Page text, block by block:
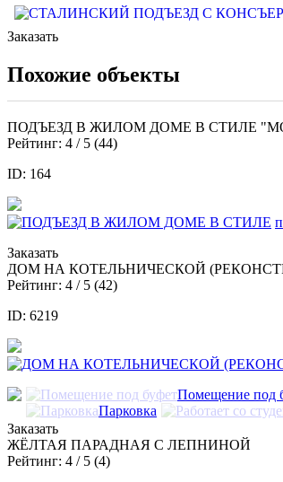
Заказать
Похожие объекты
ПОДЪЕЗД В ЖИЛОМ ДОМЕ В СТИЛЕ
Рейтинг: 4 / 5 (44)
ID: 164
Заказать
ДОМ НА КОТЕЛЬНИЧЕСКОЙ
Рейтинг: 4 / 5 (42)
ID: 6219
Помещение под
Парковка
Заказать
ЖЁЛТАЯ ПАРАДНАЯ С ЛЕПНИНОЙ
Рейтинг: 4 / 5 (4)